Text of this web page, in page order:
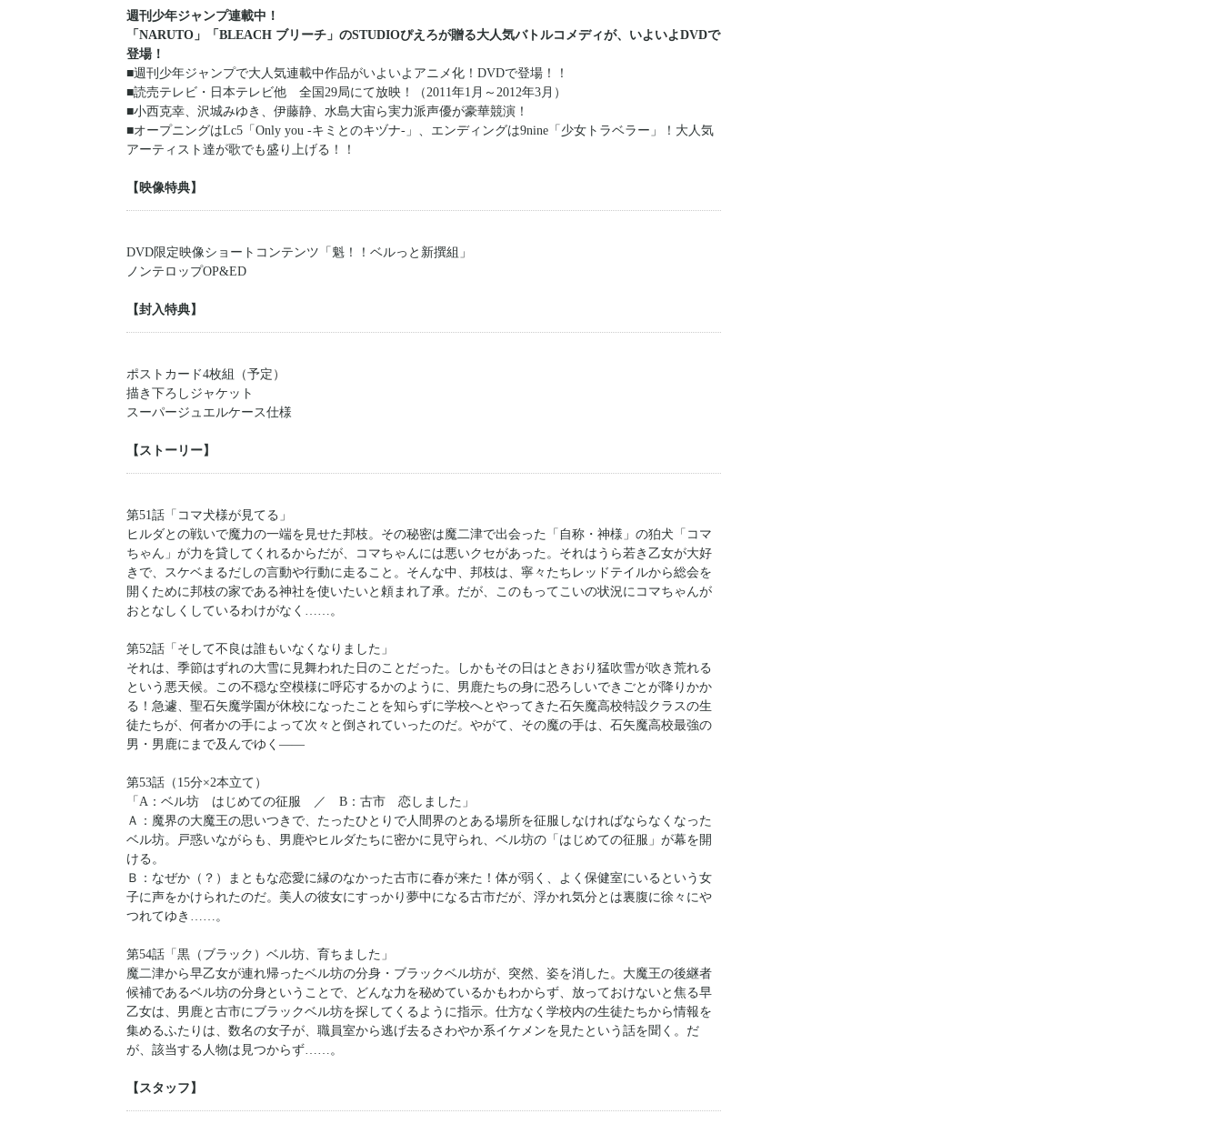
週刊少年ジャンプ連載中！
「NARUTO」「BLEACH ブリーチ」のSTUDIOぴえろが贈る大人気バトルコメディが、いよいよDVDで
登場！
■週刊少年ジャンプで大人気連載中作品がいよいよアニメ化！DVDで登場！！
■読売テレビ・日本テレビ他 全国29局にて放映！（2011年1月～2012年3月）
■小西克幸、沢城みゆき、伊藤静、水島大宙ら実力派声優が豪華競演！
■オープニングはLc5「Only you -キミとのキヅナ-」、エンディングは9nine「少女トラベラー」！大人気
アーティスト達が歌でも盛り上げる！！
【映像特典】
DVD限定映像ショートコンテンツ「魁！！ベルっと新撰組」
ノンテロップOP&ED
【封入特典】
ポストカード4枚組（予定）
描き下ろしジャケット
スーパージュエルケース仕様
【ストーリー】
第51話「コマ犬様が見てる」
ヒルダとの戦いで魔力の一端を見せた邦枝。その秘密は魔二津で出会った「自称・神様」の狛犬「コマ
ちゃん」が力を貸してくれるからだが、コマちゃんには悪いクセがあった。それはうら若き乙女が大好
きで、スケベまるだしの言動や行動に走ること。そんな中、邦枝は、寧々たちレッドテイルから総会を
開くために邦枝の家である神社を使いたいと頼まれ了承。だが、このもってこいの状況にコマちゃんが
おとなしくしているわけがなく……。
第52話「そして不良は誰もいなくなりました」
それは、季節はずれの大雪に見舞われた日のことだった。しかもその日はときおり猛吹雪が吹き荒れる
という悪天候。この不穏な空模様に呼応するかのように、男鹿たちの身に恐ろしいできごとが降りかか
る！急遽、聖石矢魔学園が休校になったことを知らずに学校へとやってきた石矢魔高校特設クラスの生
徒たちが、何者かの手によって次々と倒されていったのだ。やがて、その魔の手は、石矢魔高校最強の
男・男鹿にまで及んでゆく――
第53話（15分×2本立て）
「A：ベル坊 はじめての征服 ／ B：古市 恋しました」
Ａ：魔界の大魔王の思いつきで、たったひとりで人間界のとある場所を征服しなければならなくなった
ベル坊。戸惑いながらも、男鹿やヒルダたちに密かに見守られ、ベル坊の「はじめての征服」が幕を開
ける。
Ｂ：なぜか（？）まともな恋愛に縁のなかった古市に春が来た！体が弱く、よく保健室にいるという女
子に声をかけられたのだ。美人の彼女にすっかり夢中になる古市だが、浮かれ気分とは裏腹に徐々にや
つれてゆき……。
第54話「黒（ブラック）ベル坊、育ちました」
魔二津から早乙女が連れ帰ったベル坊の分身・ブラックベル坊が、突然、姿を消した。大魔王の後継者
候補であるベル坊の分身ということで、どんな力を秘めているかもわからず、放っておけないと焦る早
乙女は、男鹿と古市にブラックベル坊を探してくるように指示。仕方なく学校内の生徒たちから情報を
集めるふたりは、数名の女子が、職員室から逃げ去るさわやか系イケメンを見たという話を聞く。だ
が、該当する人物は見つからず……。
【スタッフ】